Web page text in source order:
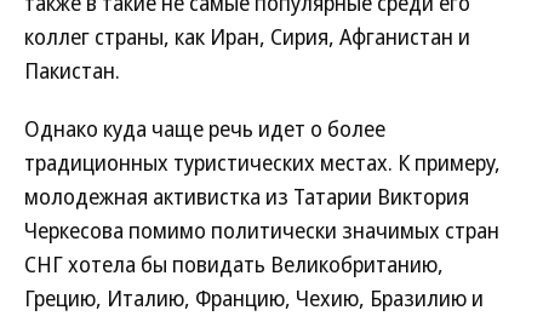
коллег страны, как Иран, Сирия, Афганистан и
Пакистан.
Однако куда чаще речь идет о более
традиционных туристических местах. К примеру,
молодежная активистка из Татарии Виктория
Черкесова помимо политически значимых стран
СНГ хотела бы повидать Великобританию,
Грецию, Италию, Францию, Чехию, Бразилию и